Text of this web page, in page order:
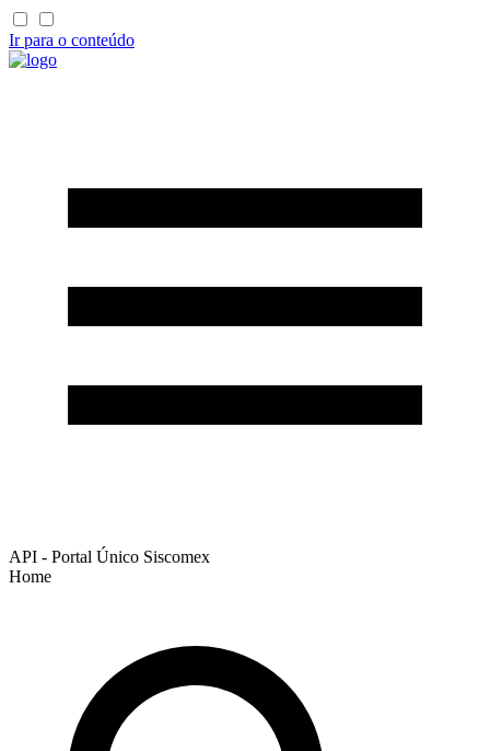
Ir para o conteúdo
API - Portal Único Siscomex
Home